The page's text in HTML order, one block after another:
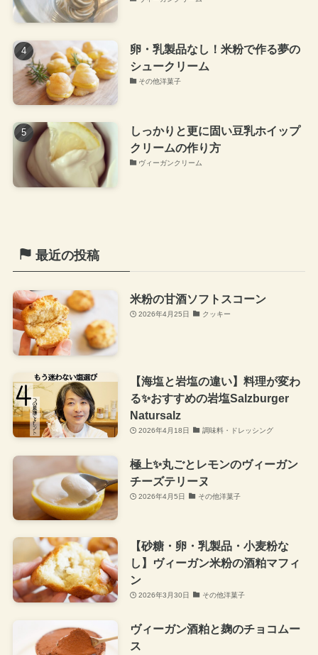
卵・乳製品なし！米粉で作る夢の
シュークリーム
その他洋菓子
しっかりと更に固い豆乳ホイップ
クリームの作り方
ヴィーガンクリーム
最近の投稿
米粉の甘酒ソフトスコーン
2026年4月25日 クッキー
【海塩と岩塩の違い】料理が変わ
る✨おすすめの岩塩Salzburger
Natursalz
2026年4月18日 調味料・ドレッシング
極上✨丸ごとレモンのヴィーガン
チーズテリーヌ
2026年4月5日 その他洋菓子
【砂糖・卵・乳製品・小麦粉な
し】ヴィーガン米粉の酒粕マフィ
ン
2026年3月30日 その他洋菓子
ヴィーガン酒粕と麹のチョコムー
ス